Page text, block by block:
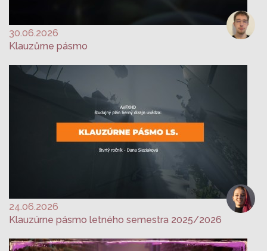
30.06.2026
Klauzůrne pásmo
24.06.2026
Klauzúrne pásmo letného semestra 2025/2026